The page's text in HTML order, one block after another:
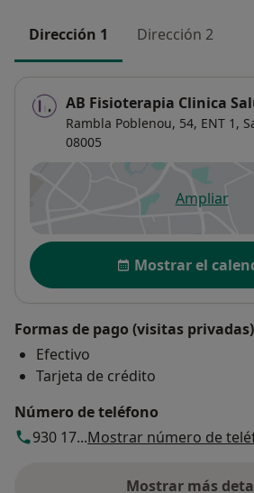
Dirección 1 Dirección 2
AB Fisioterapia Clinica
Rambla Poblenou, 54, ENT 1,
08005
Ampliar
se
Disponibilidad
Mostrar el
Formas de pago (visitas privadas)
Efectivo
Tarjeta de crédito
Número de teléfono
930 17...Mostrar número de
Mostrar más